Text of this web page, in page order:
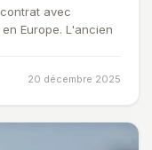
avec
Europe. L'ancien
20 décembre 2025